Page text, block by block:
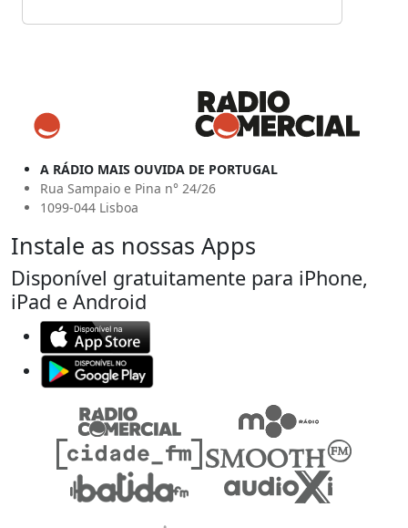
A RÁDIO MAIS OUVIDA DE PORTUGAL
Rua Sampaio e Pina n° 24/26
1099-044 Lisboa
Instale as nossas Apps
Disponível gratuitamente para iPhone,
iPad e Android